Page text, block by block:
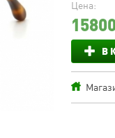
Цена:
В